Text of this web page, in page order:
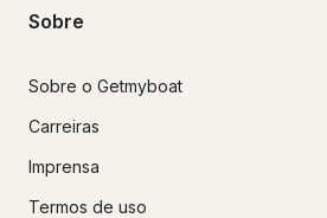
Sobre
Sobre o Getmyboat
Carreiras
Imprensa
Termos de uso